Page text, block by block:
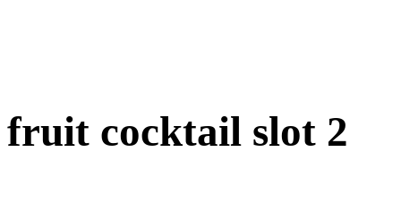
fruit cocktail slot 2